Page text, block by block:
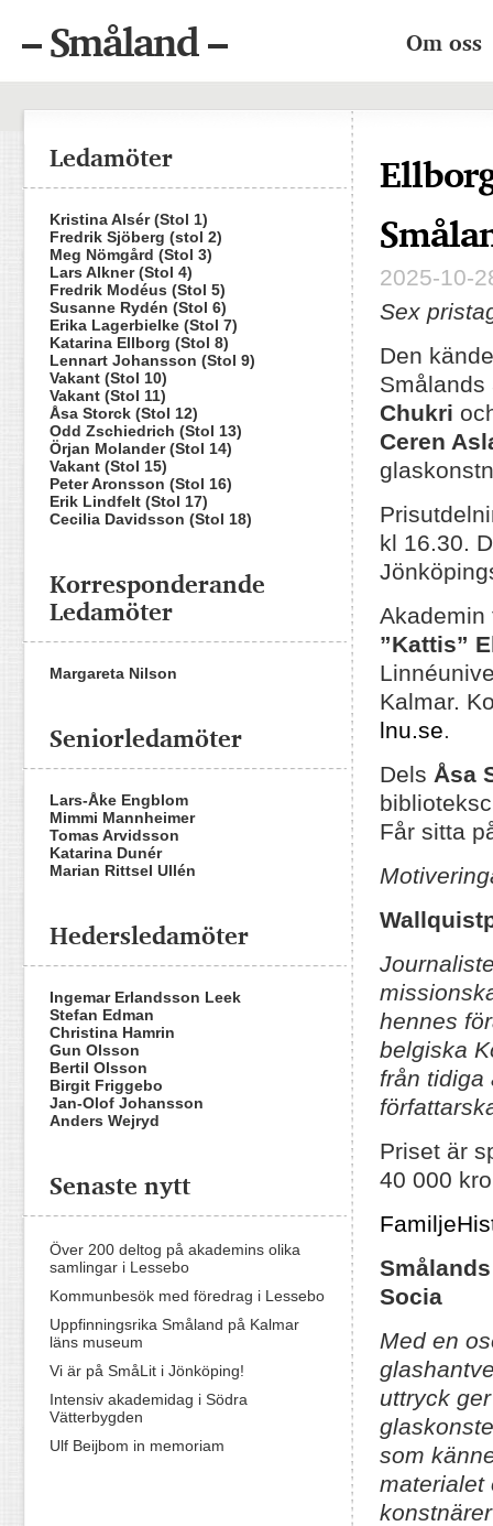
– Småland – Om oss
2025-10-
Sex
Den
Chukri
Ceren
kl 16.30.
”Kattis”
Kalmar.
lnu.se.
Dels Åsa
Får sitta
hennes
belgiska
från tidiga
Priset är
40 000
Socia
Med en
uttryck
som
materialet
Ledamöter
Kristina Alsér (Stol 1)
Fredrik Sjöberg (stol 2)
Meg Nömgård (Stol 3)
Lars Alkner (Stol 4)
Fredrik Modéus (Stol 5)
Susanne Rydén (Stol 6)
Erika Lagerbielke (Stol 7)
Katarina Ellborg (Stol 8)
Lennart Johansson (Stol 9)
Vakant (Stol 10)
Vakant (Stol 11)
Åsa Storck (Stol 12)
Odd Zschiedrich (Stol 13)
Örjan Molander (Stol 14)
Vakant (Stol 15)
Peter Aronsson (Stol 16)
Erik Lindfelt (Stol 17)
Cecilia Davidsson (Stol 18)
Korresponderande
Ledamöter
Margareta Nilson
Seniorledamöter
Lars-Åke Engblom
Mimmi Mannheimer
Tomas Arvidsson
Katarina Dunér
Marian Rittsel Ullén
Hedersledamöter
Ingemar Erlandsson Leek
Stefan Edman
Christina Hamrin
Gun Olsson
Bertil Olsson
Birgit Friggebo
Jan-Olof Johansson
Anders Wejryd
Senaste nytt
Över 200 deltog på akademins olika
samlingar i Lessebo
Kommunbesök med föredrag i Lessebo
Uppfinningsrika Småland på Kalmar
läns museum
Vi är på SmåLit i Jönköping!
Intensiv akademidag i Södra
Vätterbygden
Ulf Beijbom in memoriam